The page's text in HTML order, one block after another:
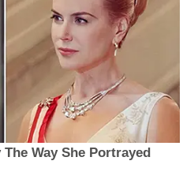
Way She Portrayed